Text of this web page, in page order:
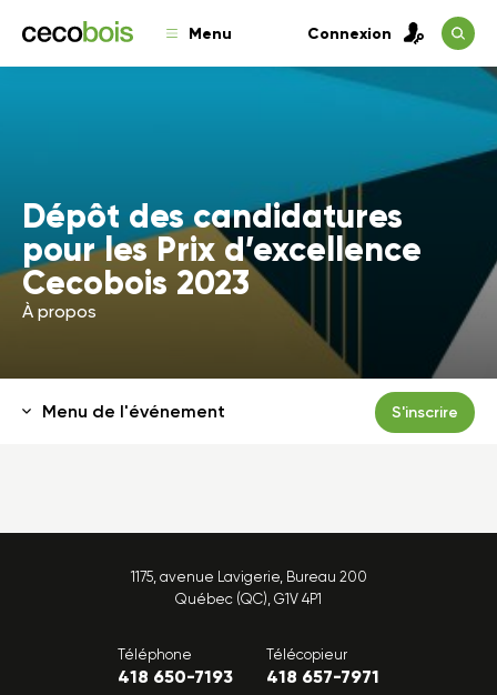
Menu Connexion
Dépôt des candidatures
pour les Prix d’excellence
Cecobois 2023
À propos
Menu de l'événement S'inscrire
1175, avenue Lavigerie, Bureau 200
Québec (QC), G1V 4P1
Téléphone
418 650-7193
Télécopieur
418 657-7971